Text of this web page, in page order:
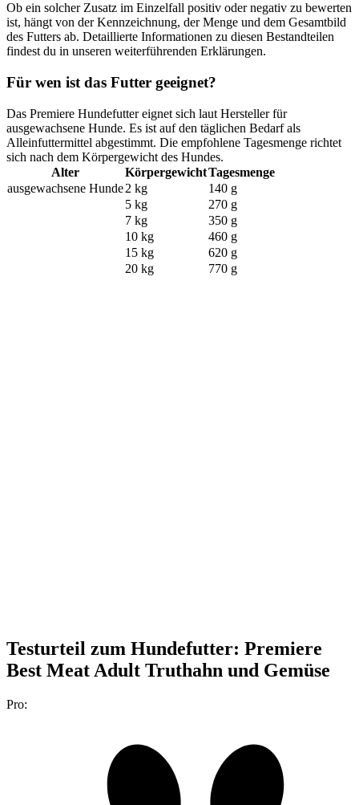
Ob ein solcher Zusatz im Einzelfall positiv oder negativ zu bewerten
ist, hängt von der Kennzeichnung, der Menge und dem Gesamtbild
des Futters ab. Detaillierte Informationen zu diesen Bestandteilen
findest du in unseren weiterführenden Erklärungen.
Für wen ist das Futter geeignet?
Das Premiere Hundefutter eignet sich laut Hersteller für
ausgewachsene Hunde. Es ist auf den täglichen Bedarf als
Alleinfuttermittel abgestimmt. Die empfohlene Tagesmenge richtet
sich nach dem Körpergewicht des Hundes.
Alter
KörpergewichtTagesmenge
ausgewachsene Hunde2 kg
140 g
5 kg
270 g
7 kg
350 g
10 kg
460 g
15 kg
620 g
20 kg
770 g
Testurteil zum Hundefutter: Premiere
Best Meat Adult Truthahn und Gemüse
Pro: